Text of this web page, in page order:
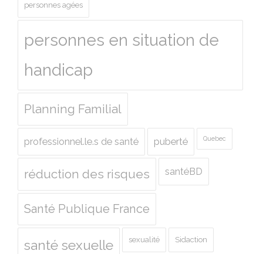
personnes agées
personnes en situation de
handicap
Planning Familial
professionnel.le.s de santé puberté Quebec
réduction des risques santéBD
Santé Publique France
santé sexuelle sexualité Sidaction